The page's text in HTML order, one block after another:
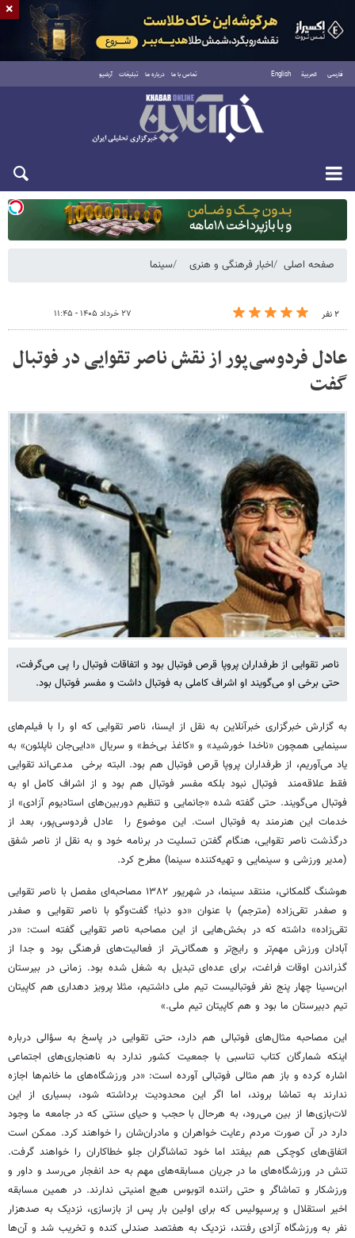
فارسی العربية English تماس با ما درباره ما تبلیغات آرشیو
دوشنبه ۱۹ مرداد ۱۴۰۵
صفحه اصلی اخبار فرهنگی و هنری سینما
۲ نفر ۲۷ خرداد ۱۴۰۵ - ۱۱:۴۵
عادل فردوسی‌پور از نقش ناصر تقوایی در فوتبال
گفت
ناصر تقوایی از طرفداران پروپا قرص فوتبال بود و اتفاقات فوتبال را پی می‌گرفت،
حتی برخی او می‌گویند او اشراف کاملی به فوتبال داشت و مفسر فوتبال بود.
به گزارش خبرگزاری خبرآنلاین به نقل از ایسنا، ناصر تقوایی که او را با فیلم‌های
سینمایی همچون «ناخدا خورشید» و «کاغذ بی‌خط» و سریال «دایی‌جان ناپلئون» به
یاد می‌آوریم، از طرفداران پروپا قرص فوتبال هم بود. البته برخی مدعی‌اند تقوایی
فقط علاقه‌مند فوتبال نبود بلکه مفسر فوتبال هم بود و از اشراف کامل او به
فوتبال می‌گویند. حتی گفته شده «جانمایی و تنظیم دوربین‌های استادیوم آزادی» از
خدمات این هنرمند به فوتبال است. این موضوع را عادل فردوسی‌پور، بعد از
درگذشت ناصر تقوایی، هنگام گفتن تسلیت در برنامه خود و به نقل از ناصر شفق
(مدیر ورزشی و سینمایی و تهیه‌کننده سینما) مطرح کرد.
هوشنگ گلمکانی، منتقد سینما، در شهریور ۱۳۸۲ مصاحبه‌ای مفصل با ناصر تقوایی
و صفدر تقی‌زاده (مترجم) با عنوان «دو دنیا؛ گفت‌وگو با ناصر تقوایی و صفدر
تقی‌زاده» داشته که در بخش‌هایی از این مصاحبه ناصر تقوایی گفته است: «در
آبادان ورزش مهم‌تر و رایج‌تر و همگانی‌تر از فعالیت‌های فرهنگی بود و جدا از
گذراندن اوقات فراغت، برای عده‌ای تبدیل به شغل شده بود. زمانی در بیرستان
ابن‌سینا چهار پنج ‌نفر فوتبالیست تیم ‌ملی داشتیم، مثلا پرویز دهداری هم کاپیتان
تیم دبیرستان ما بود و هم کاپیتان تیم ملی.»
این مصاحبه مثال‌های فوتبالی هم دارد، حتی تقوایی در پاسخ به‌ سؤالی درباره
اینکه شمارگان کتاب تناسبی با جمعیت کشور ندارد به ناهنجاری‌های اجتماعی
اشاره کرده و باز هم مثالی فوتبالی آورده است: «در ورزشگاه‌های ما خانم‌ها اجازه
ندارند به تماشا بروند، اما اگر این محدودیت برداشته شود، بسیاری از این
لات‌بازی‌ها از بین می‌رود، به هرحال با حجب و حیای سنتی که در جامعه ما وجود
دارد در آن صورت مردم رعایت خواهران و مادران‌شان را خواهند کرد. ممکن است
اتفاق‌های کوچکی هم بیفتد اما خود تماشاگران جلو خطاکاران را خواهند گرفت.
تنش در ورزشگاه‌های ما در جریان مسابقه‌های مهم به حد انفجار می‌رسد و داور و
ورزشکار و تماشاگر و حتی راننده اتوبوس هیچ امنیتی ندارند. در همین مسابقه
اخیر استقلال و پرسپولیس که برای اولین بار پس از بازسازی، نزدیک به صدهزار
نفر به ورزشگاه آزادی رفتند، نزدیک به هفتصد صندلی کنده و تخریب شد و آن‌ها
×